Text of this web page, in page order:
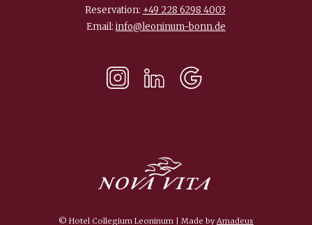
Reservation: +49 228 6298 4003
Email: info@leoninum-bonn.de
© Hotel Collegium Leoninum | Made byAmadeus